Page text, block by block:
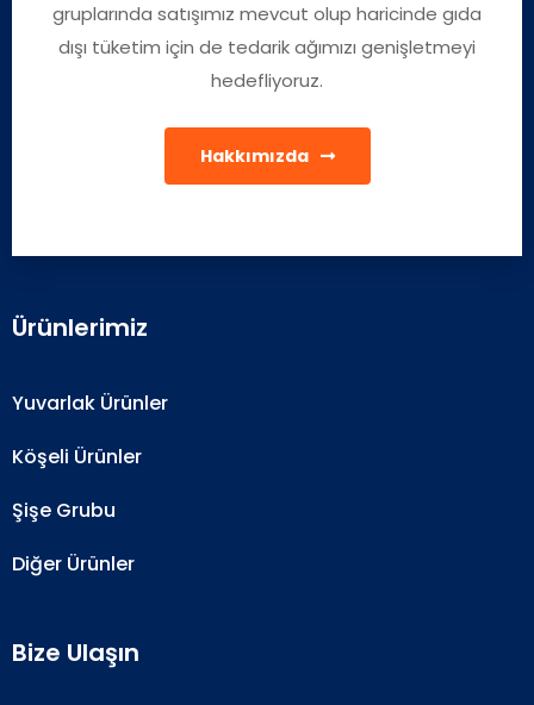
gruplarında satışımız mevcut olup haricinde gıda
dışı tüketim için de tedarik ağımızı genişletmeyi
hedefliyoruz.
Hakkımızda
Ürünlerimiz
Yuvarlak Ürünler
Köşeli Ürünler
Şişe Grubu
Diğer Ürünler
Bize Ulaşın